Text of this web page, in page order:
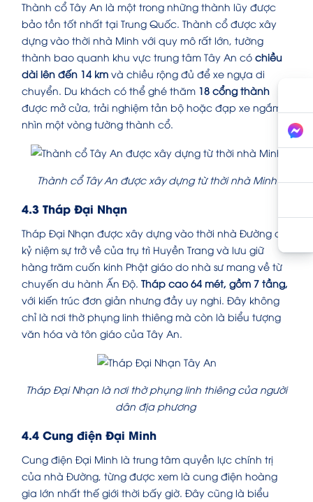
Thành cổ Tây An là một trong những thành lũy được
bảo tồn tốt nhất tại Trung Quốc. Thành cổ được xây
dựng vào thời nhà Minh với quy mô rất lớn, tường
thành bao quanh khu vực trung tâm Tây An có chiều
dài lên đến 14 km và chiều rộng đủ để xe ngựa di
chuyển. Du khách có thể ghé thăm 18 cổng thành
được mở cửa, trải nghiệm tản bộ hoặc đạp xe ngắm
nhìn một vòng tường thành cổ.
Thành cổ Tây An được xây dựng từ thời nhà Minh
4.3 Tháp Đại Nhạn
Tháp Đại Nhạn được xây dựng vào thời nhà Đường để
kỷ niệm sự trở về của trụ trì Huyền Trang và lưu giữ
hàng trăm cuốn kinh Phật giáo do nhà sư mang về từ
chuyến du hành Ấn Độ. Tháp cao 64 mét, gồm 7 tầng,
với kiến trúc đơn giản nhưng đầy uy nghi. Đây không
chỉ là nơi thờ phụng linh thiêng mà còn là biểu tượng
văn hóa và tôn giáo của Tây An.
Tháp Đại Nhạn là nơi thờ phụng linh thiêng của người
dân địa phương
4.4 Cung điện Đại Minh
Cung điện Đại Minh là trung tâm quyền lực chính trị
của nhà Đường, từng được xem là cung điện hoàng
gia lớn nhất thế giới thời bấy giờ. Đây cũng là biểu